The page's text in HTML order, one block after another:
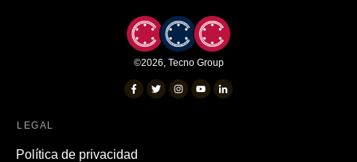
©2026, Tecno Group
LEGAL
Política de privacidad